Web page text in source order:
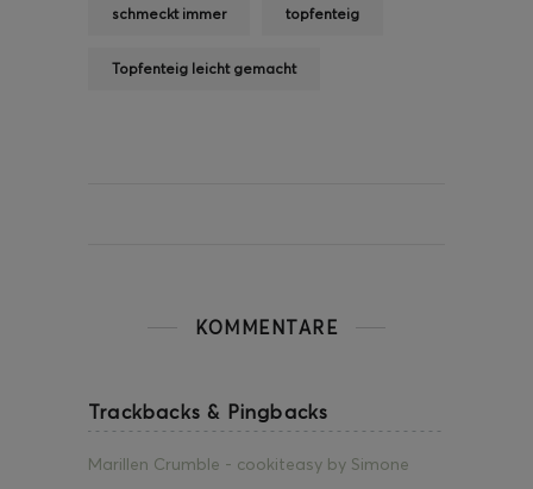
schmeckt immer topfenteig
Topfenteig leicht gemacht
KOMMENTARE
Trackbacks & Pingbacks
Marillen Crumble - cookiteasy by Simone